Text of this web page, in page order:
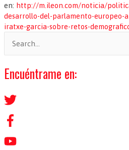
en: http://m.ileon.com/noticia/
desarrollo-del-parlamento-europeo-
iratxe-garcia-sobre-retos-
s
a
o
Encuéntrame en: